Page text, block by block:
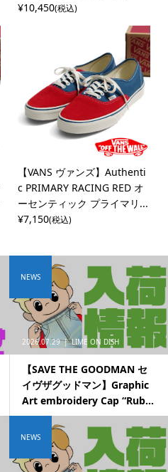
¥10,450(税込)
【VANS ヴァンズ】Authenti
c PRIMARY RACING RED オ
ーセンティック プライマリ...
¥7,150(税込)
2026.07.29 LIME ON DISH
【SAVE THE GOODMAN セ
イヴザグッドマン】Graphic
Art embroidery Cap “Rub...
NEWS
NEWS